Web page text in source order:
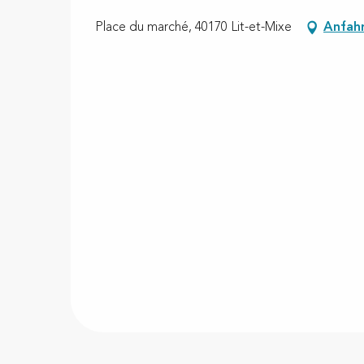
Place du marché, 40170 Lit-et-Mixe